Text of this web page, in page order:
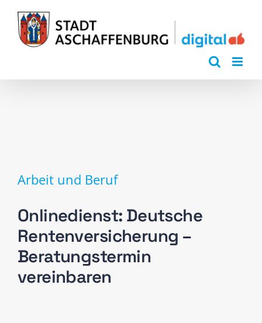
Inhalt
springen
Arbeit und Beruf
Onlinedienst: Deutsche
Rentenversicherung –
Beratungstermin
vereinbaren